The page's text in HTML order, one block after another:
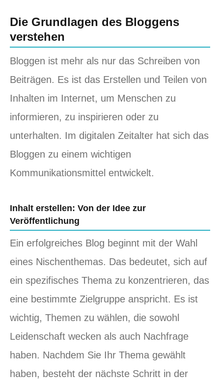
Die Grundlagen des Bloggens
verstehen
Bloggen ist mehr als nur das Schreiben von
Beiträgen. Es ist das Erstellen und Teilen von
Inhalten im Internet, um Menschen zu
informieren, zu inspirieren oder zu
unterhalten. Im digitalen Zeitalter hat sich das
Bloggen zu einem wichtigen
Kommunikationsmittel entwickelt.
Inhalt erstellen: Von der Idee zur
Veröffentlichung
Ein erfolgreiches Blog beginnt mit der Wahl
eines Nischenthemas. Das bedeutet, sich auf
ein spezifisches Thema zu konzentrieren, das
eine bestimmte Zielgruppe anspricht. Es ist
wichtig, Themen zu wählen, die sowohl
Leidenschaft wecken als auch Nachfrage
haben. Nachdem Sie Ihr Thema gewählt
haben, besteht der nächste Schritt in der